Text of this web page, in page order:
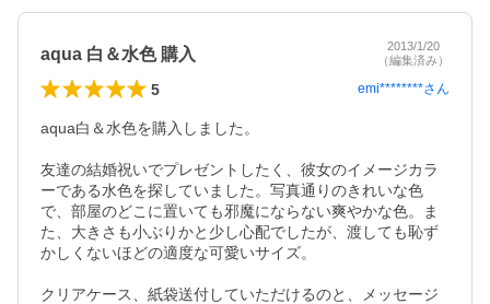
aqua 白＆水色 購入
2013/1/20
（編集済み）
5 emi********さん
aqua白＆水色を購入しました。
友達の結婚祝いでプレゼントしたく、彼女のイメージカラ
ーである水色を探していました。写真通りのきれいな色
で、部屋のどこに置いても邪魔にならない爽やかな色。ま
た、大きさも小ぶりかと少し心配でしたが、渡しても恥ず
かしくないほどの適度な可愛いサイズ。
クリアケース、紙袋送付していただけるのと、メッセージ